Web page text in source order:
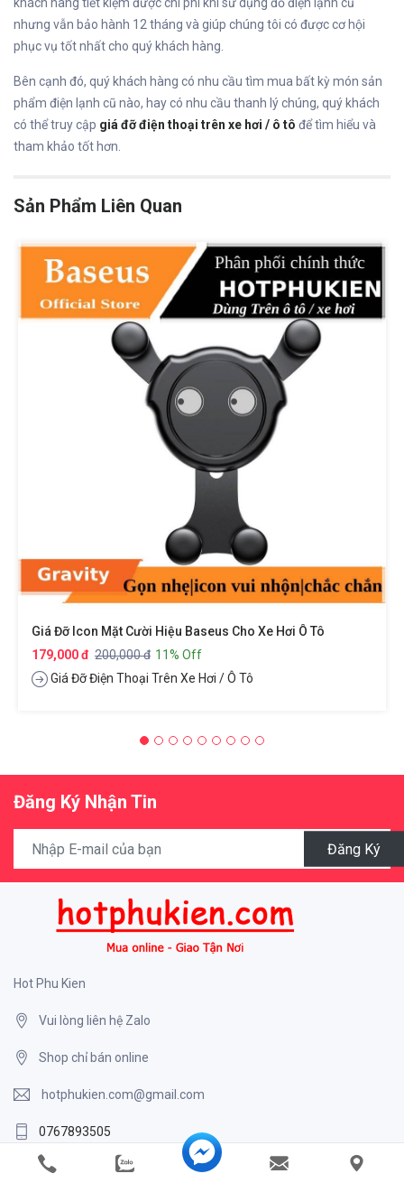
nhưng vẫn bảo hành 12 tháng và giúp chúng tôi có được cơ hội
phục vụ tốt nhất cho quý khách hàng.
Bên cạnh đó, quý khách hàng có nhu cầu tìm mua bất kỳ món sản
phẩm điện lạnh cũ nào, hay có nhu cầu thanh lý chúng, quý khách
có thể truy cập giá đỡ điện thoại trên xe hơi / ô tô để tìm hiểu và
tham khảo tốt hơn.
Sản Phẩm Liên Quan
Giá Đỡ Icon Mặt Cười Hiệu Baseus Cho Xe Hơi Ô Tô
179,000 đ 200,000 đ 11% Off
Giá Đỡ Điện Thoại Trên Xe Hơi / Ô Tô
Đăng Ký Nhận Tin
Đăng Ký
Hot Phu Kien
Vui lòng liên hệ Zalo
Shop chỉ bán online
hotphukien.com@gmail.com
0767893505
0767893505